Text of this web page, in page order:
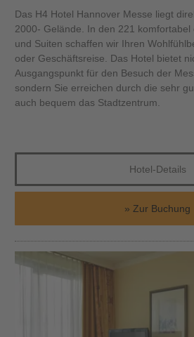
Das H4 Hotel Hannover Messe liegt
2000- Gelände. In den 221
und Suiten schaffen wir Ihren
oder Geschäftsreise. Das Hotel bietet
Ausgangspunkt für den Besuch der
sondern Sie erreichen durch die sehr
auch bequem das Stadtzentrum.
Hotel-Details
Zur Buchung